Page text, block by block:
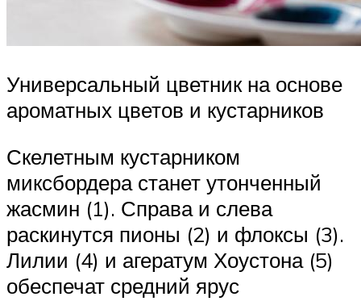
Универсальный цветник на основе
ароматных цветов и кустарников
Скелетным кустарником
миксбордера станет утонченный
жасмин (1). Справа и слева
раскинутся пионы (2) и флоксы (3).
Лилии (4) и агератум Хоустона (5)
обеспечат средний ярус